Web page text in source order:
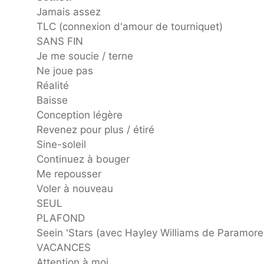
Jamais assez
TLC (connexion d'amour de tourniquet)
SANS FIN
Je me soucie / terne
Ne joue pas
Réalité
Baisse
Conception légère
Revenez pour plus / étiré
Sine-soleil
Continuez à bouger
Me repousser
Voler à nouveau
SEUL
PLAFOND
Seein 'Stars (avec Hayley Williams de
VACANCES